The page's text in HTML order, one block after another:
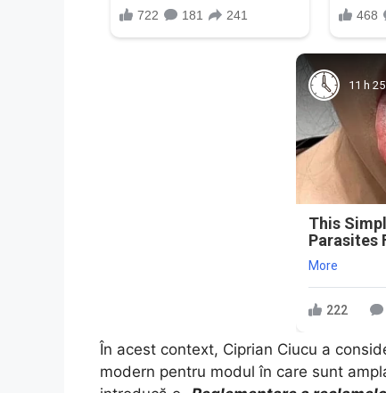
11 h
This
Parasites
More
222
În acest context, Ciprian Ciucu a
modern pentru modul în care sunt